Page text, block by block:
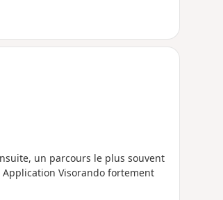
un parcours le plus souvent
Visorando fortement